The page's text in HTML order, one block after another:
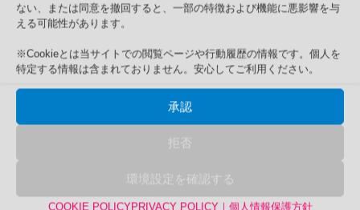
ない、または同意を撤回すると、一部の特徴および機能に悪影響を与
える可能性があります。
※Cookieとは当サイトでの閲覧ページや行動履歴の情報です。個人を
特定する情報は含まれておりません。安心してご利用ください。
承認
拒否
環境設定を確認する
COOKIE POLICYPRIVACY POLICY｜個人情報保護方針